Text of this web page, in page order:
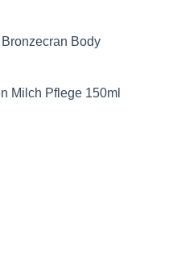
Body
Milch Pflege 150ml